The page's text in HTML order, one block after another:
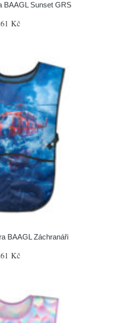
BAAGL Sunset GRS
Kč
BAAGL Záchranáři
Kč